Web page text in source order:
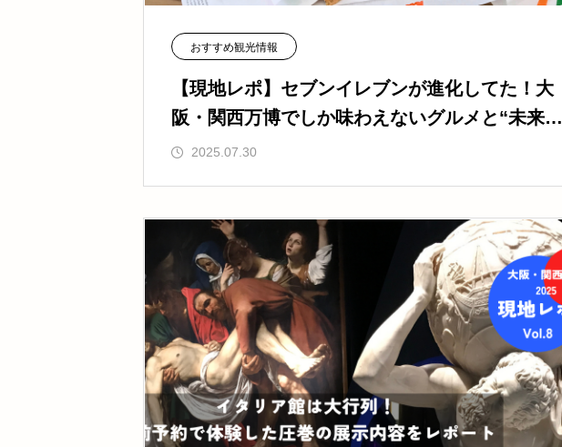
おすすめ観光情報
【現地レポ】セブンイレブンが進化してた！大
阪・関西万博でしか味わえないグルメと“未来型
コンビニ体験”【Vol.9】
2025.07.30